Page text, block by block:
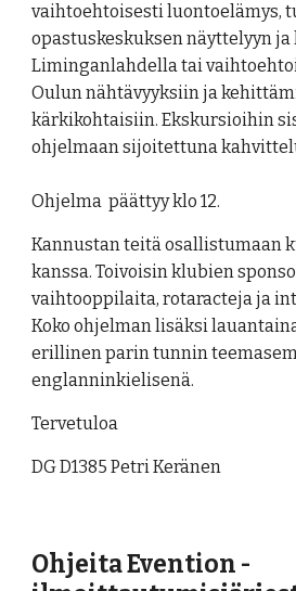
vaihtoehtoisesti luontoelämys,
opastuskeskuksen näyttelyyn
Liminganlahdella tai
Oulun nähtävyyksiin ja
kärkikohtaisiin. Ekskursioihin
ohjelmaan sijoitettuna
Ohjelma päättyy klo 12.
Kannustan teitä osallistumaan
kanssa. Toivoisin klubien
vaihtooppilaita, rotaracteja ja
Koko ohjelman lisäksi
erillinen parin tunnin
englanninkielisenä.
Tervetuloa
DG D1385 Petri Keränen
Ohjeita Evention -